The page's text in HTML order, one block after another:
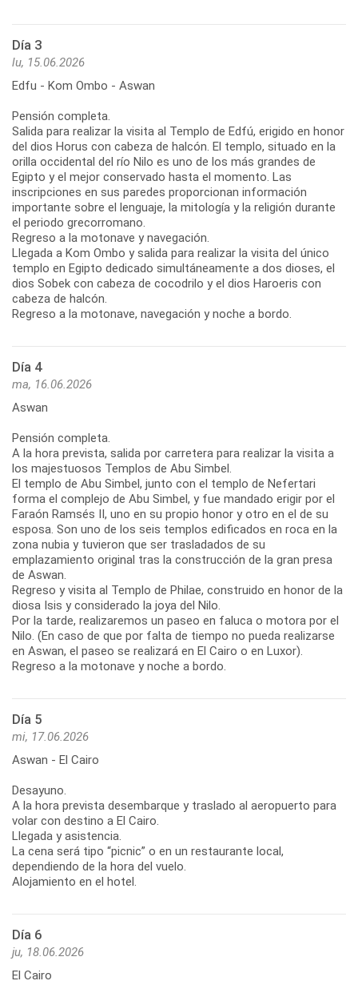
Día 3
lu, 15.06.2026
Edfu - Kom Ombo - Aswan
Pensión completa.
Salida para realizar la visita al Templo de Edfú, erigido en honor
del dios Horus con cabeza de halcón. El templo, situado en la
orilla occidental del río Nilo es uno de los más grandes de
Egipto y el mejor conservado hasta el momento. Las
inscripciones en sus paredes proporcionan información
importante sobre el lenguaje, la mitología y la religión durante
el periodo grecorromano.
Regreso a la motonave y navegación.
Llegada a Kom Ombo y salida para realizar la visita del único
templo en Egipto dedicado simultáneamente a dos dioses, el
dios Sobek con cabeza de cocodrilo y el dios Haroeris con
cabeza de halcón.
Regreso a la motonave, navegación y noche a bordo.
Día 4
ma, 16.06.2026
Aswan
Pensión completa.
A la hora prevista, salida por carretera para realizar la visita a
los majestuosos Templos de Abu Simbel.
El templo de Abu Simbel, junto con el templo de Nefertari
forma el complejo de Abu Simbel, y fue mandado erigir por el
Faraón Ramsés II, uno en su propio honor y otro en el de su
esposa. Son uno de los seis templos edificados en roca en la
zona nubia y tuvieron que ser trasladados de su
emplazamiento original tras la construcción de la gran presa
de Aswan.
Regreso y visita al Templo de Philae, construido en honor de la
diosa Isis y considerado la joya del Nilo.
Por la tarde, realizaremos un paseo en faluca o motora por el
Nilo. (En caso de que por falta de tiempo no pueda realizarse
en Aswan, el paseo se realizará en El Cairo o en Luxor).
Regreso a la motonave y noche a bordo.
Día 5
mi, 17.06.2026
Aswan - El Cairo
Desayuno.
A la hora prevista desembarque y traslado al aeropuerto para
volar con destino a El Cairo.
Llegada y asistencia.
La cena será tipo “picnic” o en un restaurante local,
dependiendo de la hora del vuelo.
Alojamiento en el hotel.
Día 6
ju, 18.06.2026
El Cairo